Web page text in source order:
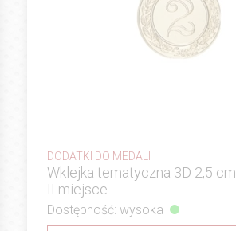
DODATKI DO MEDALI
Wklejka tematyczna 3D 2,5 cm
II miejsce
Dostępność: wysoka